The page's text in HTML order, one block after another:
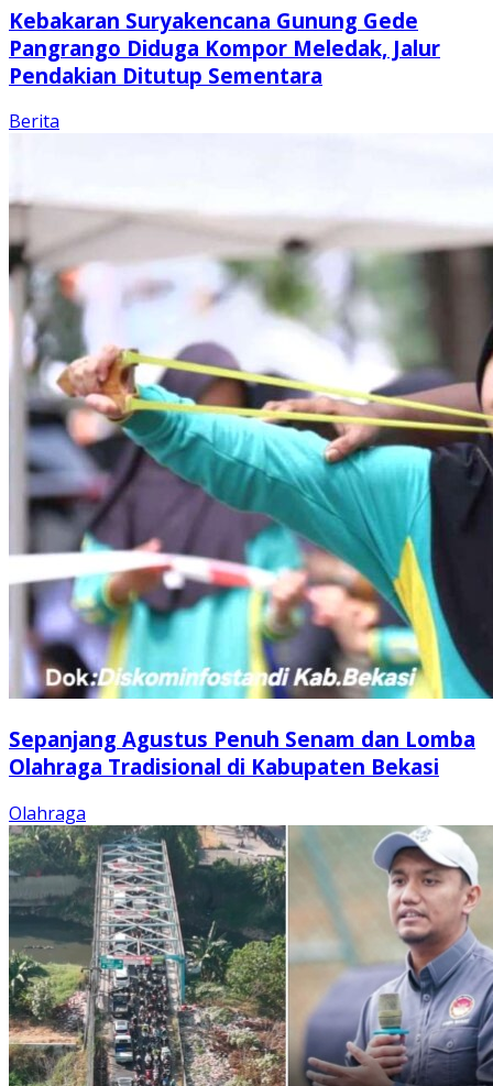
Kebakaran Suryakencana Gunung Gede
Pangrango Diduga Kompor Meledak, Jalur
Pendakian Ditutup Sementara
Berita
Sepanjang Agustus Penuh Senam dan Lomba
Olahraga Tradisional di Kabupaten Bekasi
Olahraga